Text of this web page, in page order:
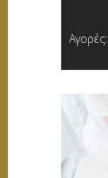
Αγορές: